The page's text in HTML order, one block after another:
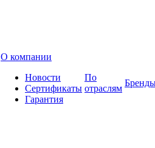
О компании
Новости
Сертификаты
Гарантия
По
отраслям